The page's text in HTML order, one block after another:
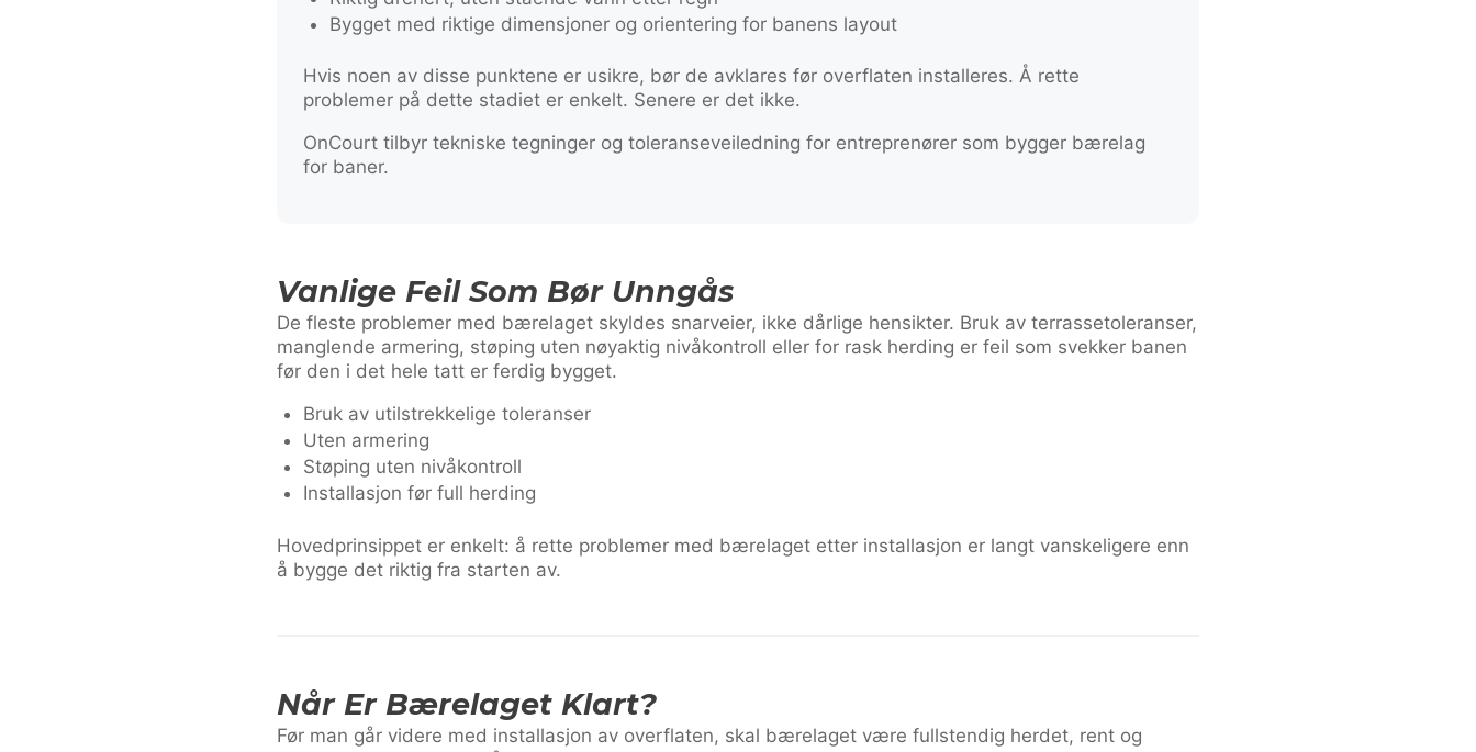
Bygget med riktige dimensjoner og orientering for banens layout
Hvis noen av disse punktene er usikre, bør de avklares før overflaten installeres. Å rette
problemer på dette stadiet er enkelt. Senere er det ikke.
OnCourt tilbyr tekniske tegninger og toleranseveiledning for entreprenører som bygger bærelag
for baner.
Vanlige Feil Som Bør Unngås
De fleste problemer med bærelaget skyldes snarveier, ikke dårlige hensikter. Bruk av terrassetoleranser,
manglende armering, støping uten nøyaktig nivåkontroll eller for rask herding er feil som svekker banen
før den i det hele tatt er ferdig bygget.
Bruk av utilstrekkelige toleranser
Uten armering
Støping uten nivåkontroll
Installasjon før full herding
Hovedprinsippet er enkelt: å rette problemer med bærelaget etter installasjon er langt vanskeligere enn
å bygge det riktig fra starten av.
Når Er Bærelaget Klart?
Før man går videre med installasjon av overflaten, skal bærelaget være fullstendig herdet, rent og